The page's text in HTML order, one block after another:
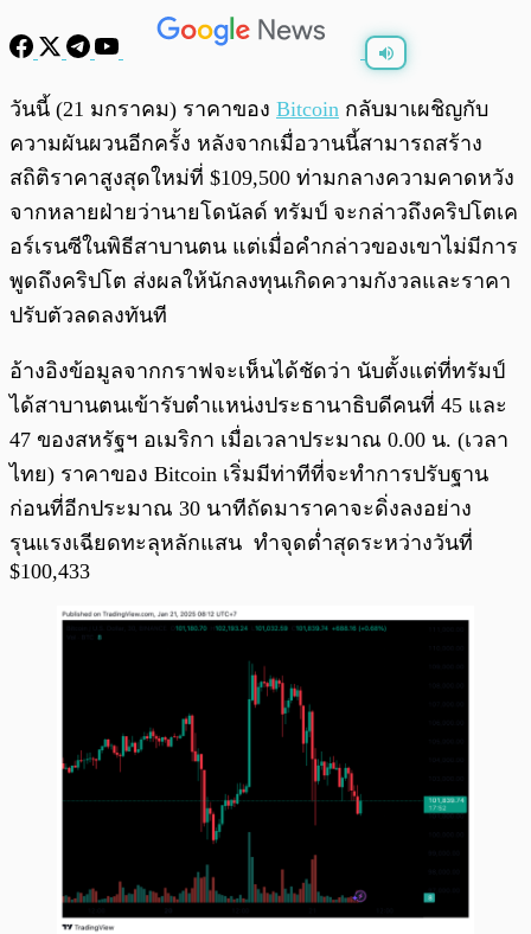
/ 0:00
วันนี้ (21 มกราคม) ราคาของ Bitcoin กลับมาเผชิญกับ
ความผันผวนอีกครั้ง หลังจากเมื่อวานนี้สามารถสร้าง
สถิติราคาสูงสุดใหม่ที่ $109,500 ท่ามกลางความคาดหวัง
จากหลายฝ่ายว่านายโดนัลด์ ทรัมป์ จะกล่าวถึงคริปโตเค
อร์เรนซีในพิธีสาบานตน แต่เมื่อคำกล่าวของเขาไม่มีการ
พูดถึงคริปโต ส่งผลให้นักลงทุนเกิดความกังวลและราคา
ปรับตัวลดลงทันที
อ้างอิงข้อมูลจากกราฟจะเห็นได้ชัดว่า นับตั้งแต่ที่ทรัมป์
ได้สาบานตนเข้ารับตำแหน่งประธานาธิบดีคนที่ 45 และ
47 ของสหรัฐฯ อเมริกา เมื่อเวลาประมาณ 0.00 น. (เวลา
ไทย) ราคาของ Bitcoin เริ่มมีท่าทีที่จะทำการปรับฐาน
ก่อนที่อีกประมาณ 30 นาทีถัดมาราคาจะดิ่งลงอย่าง
รุนแรงเฉียดทะลุหลักแสน ทำจุดต่ำสุดระหว่างวันที่
$100,433